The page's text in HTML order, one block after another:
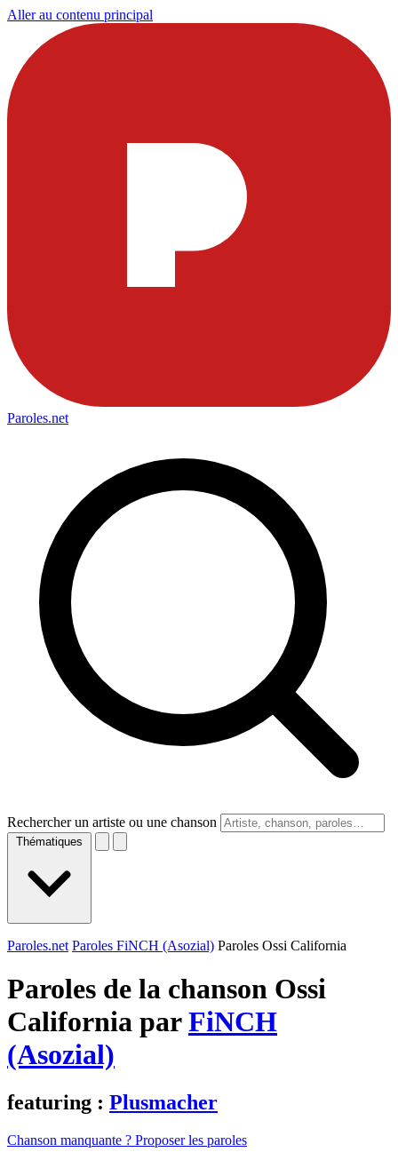
Aller au contenu principal
Paroles.net
Rechercher un artiste ou une chanson
Thématiques
Paroles.net Paroles FiNCH (Asozial) Paroles Ossi California
Paroles de la chanson Ossi
California parFiNCH
(Asozial)
featuring : Plusmacher
Chanson manquante ? Proposer les paroles